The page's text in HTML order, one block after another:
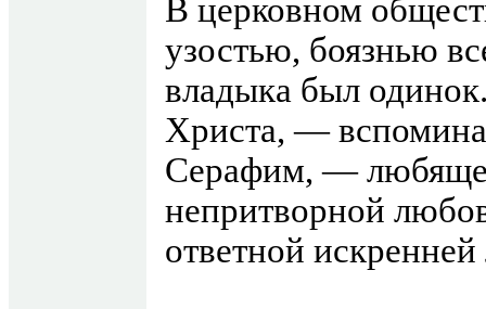
В церковном
узостью, боязнью
владыка был
Христа, —
Серафим, —
непритворной
ответной